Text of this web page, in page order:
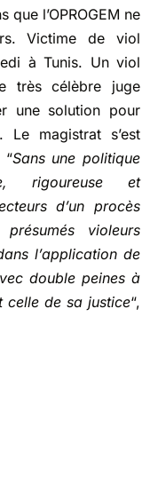
que l’OPROGEM ne
Victime de viol
à Tunis. Un viol
très célèbre juge
une solution pour
magistrat s’est
“Sans une politique
rigoureuse et
d’un procès
violeurs
l’application de
double peines à
celle de sa justice“,